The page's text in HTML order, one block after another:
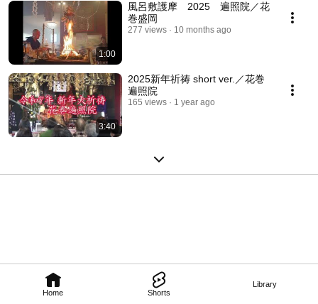
Home Shorts
Library
1:00
風呂敷護摩 2025 遍照院／花
巻盛岡
277 views 10 months ago
3:40
2025新年祈祷 short ver.／花巻
遍照院
165 views 1 year ago